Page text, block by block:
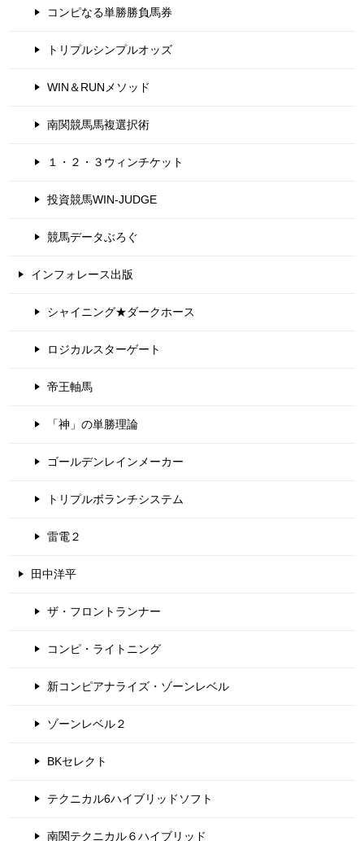
コンピなる単勝勝負馬券
トリプルシンプルオッズ
WIN＆RUNメソッド
南関競馬馬複選択術
１・２・３ウィンチケット
投資競馬WIN-JUDGE
競馬データぶろぐ
インフォレース出版
シャイニング★ダークホース
ロジカルスターゲート
帝王軸馬
「神」の単勝理論
ゴールデンレインメーカー
トリプルボランチシステム
雷電２
田中洋平
ザ・フロントランナー
コンピ・ライトニング
新コンピアナライズ・ゾーンレベル
ゾーンレベル２
BKセレクト
テクニカル6ハイブリッドソフト
南関テクニカル６ハイブリッド